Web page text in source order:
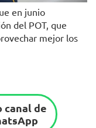
en junio
del POT, que
mejor los
canal de